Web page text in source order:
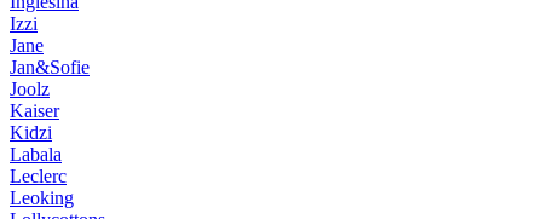
Izzi
Jane
Jan&Sofie
Joolz
Kaiser
Kidzi
Labala
Leclerc
Leoking